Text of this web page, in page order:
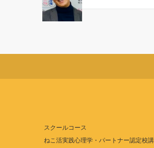
スクールコース
ねこ活実践心理学・パートナー認定校